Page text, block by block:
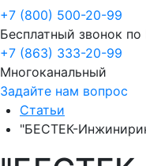
+7 (800) 500-20-99
Бесплатный звонок
+7 (863) 333-20-99
Многоканальный
Задайте нам вопрос
Статьи
"БЕСТЕК-